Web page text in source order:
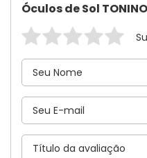
Óculos de Sol